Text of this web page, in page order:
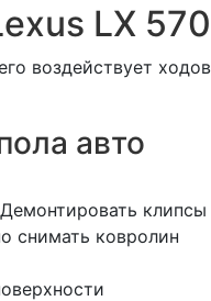
LX 570
воздействует
авто
снимать ковролин